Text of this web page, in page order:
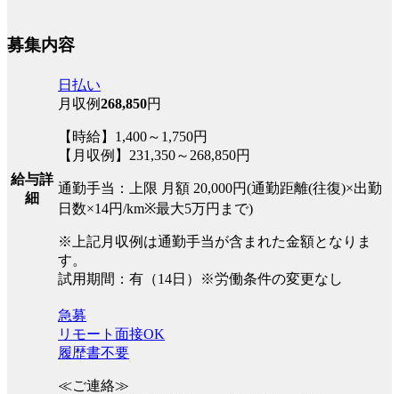
募集内容
給与詳
細
日払い
月収例268,850円
【時給】1,400～1,750円
【月収例】231,350～268,850円
通勤手当：上限 月額 20,000円(通勤距離(往復)×出勤
日数×14円/km※最大5万円まで)
※上記月収例は通勤手当が含まれた金額となりま
す。
試用期間：有（14日）※労働条件の変更なし
急募
リモート面接OK
履歴書不要
≪ご連絡≫